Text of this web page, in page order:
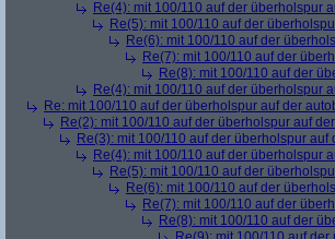
Re(4): mit 100/110 auf der überholspur
Re(5): mit 100/110 auf der
Re(6): mit 100/110 auf der
Re(7): mit 100/110 auf der
Re(8): mit 100/110 auf der
Re(4): mit 100/110 auf der überholspur
Re: mit 100/110 auf der überholspur auf der
Re(2): mit 100/110 auf der überholspur auf
Re(3): mit 100/110 auf der überholspur
Re(4): mit 100/110 auf der überholspur
Re(5): mit 100/110 auf der
Re(6): mit 100/110 auf der
Re(7): mit 100/110 auf der
Re(8): mit 100/110 auf der